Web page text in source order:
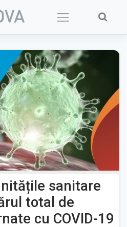
sanitare
total de
cu COVID-19